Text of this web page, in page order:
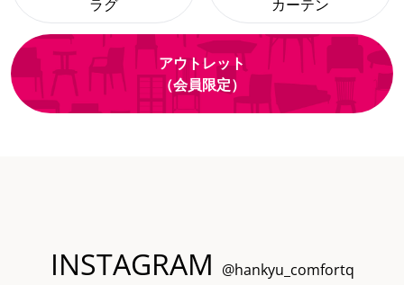
ラグ カーテン
アウトレット
（会員限定）
INSTAGRAM @hankyu_comfortq